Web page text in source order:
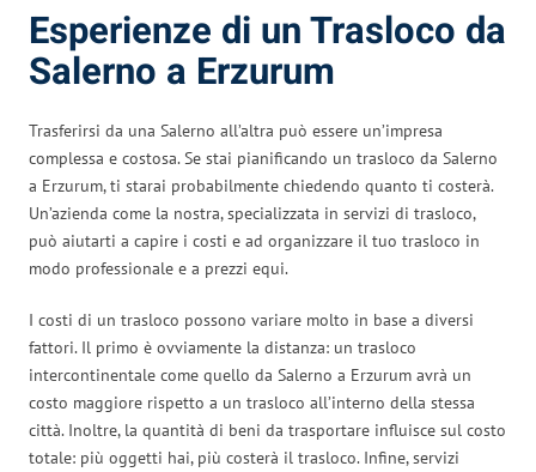
Esperienze di un Trasloco da
Salerno a Erzurum
Trasferirsi da una Salerno all’altra può essere un’impresa
complessa e costosa. Se stai pianificando un trasloco da Salerno
a Erzurum, ti starai probabilmente chiedendo quanto ti costerà.
Un’azienda come la nostra, specializzata in servizi di trasloco,
può aiutarti a capire i costi e ad organizzare il tuo trasloco in
modo professionale e a prezzi equi.
I costi di un trasloco possono variare molto in base a diversi
fattori. Il primo è ovviamente la distanza: un trasloco
intercontinentale come quello da Salerno a Erzurum avrà un
costo maggiore rispetto a un trasloco all’interno della stessa
città. Inoltre, la quantità di beni da trasportare influisce sul costo
totale: più oggetti hai, più costerà il trasloco. Infine, servizi